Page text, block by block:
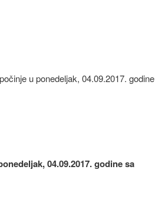
u ponedeljak, 04.09.2017. godine
04.09.2017. godine sa